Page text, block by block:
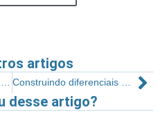
artigos
A prova da plenitude é o transbordo Construindo diferenciais na sua academia
desse artigo?